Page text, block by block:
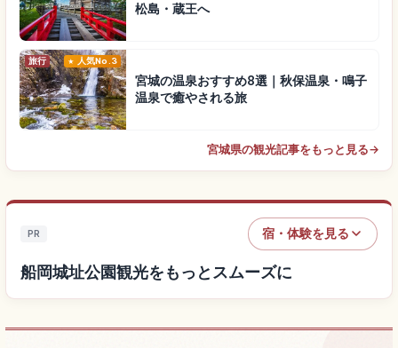
松島・蔵王へ
旅行 人気No.3
宮城の温泉おすすめ8選｜秋保温泉・鳴子
温泉で癒やされる旅
宮城県の観光記事をもっと見る→
PR 宿・体験を見る
船岡城址公園観光をもっとスムーズに